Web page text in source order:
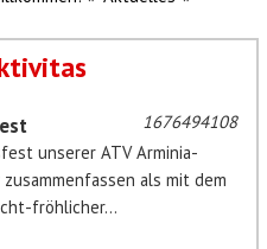
1676494108
unserer ATV Arminia-
als mit dem
fröhlicher...